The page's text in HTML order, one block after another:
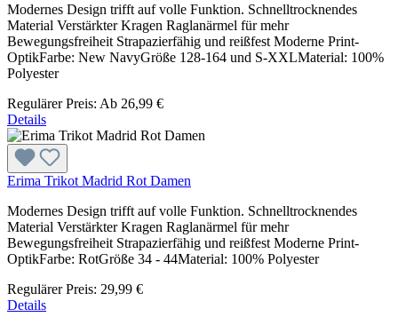
Modernes Design trifft auf volle Funktion. Schnelltrocknendes
Material Verstärkter Kragen Raglanärmel für mehr
Bewegungsfreiheit Strapazierfähig und reißfest Moderne Print-
OptikFarbe: New NavyGröße 128-164 und S-XXLMaterial: 100%
Polyester
Regulärer Preis: Ab 26,99 €
Details
Erima Trikot Madrid Rot Damen
Modernes Design trifft auf volle Funktion. Schnelltrocknendes
Material Verstärkter Kragen Raglanärmel für mehr
Bewegungsfreiheit Strapazierfähig und reißfest Moderne Print-
OptikFarbe: RotGröße 34 - 44Material: 100% Polyester
Regulärer Preis: 29,99 €
Details